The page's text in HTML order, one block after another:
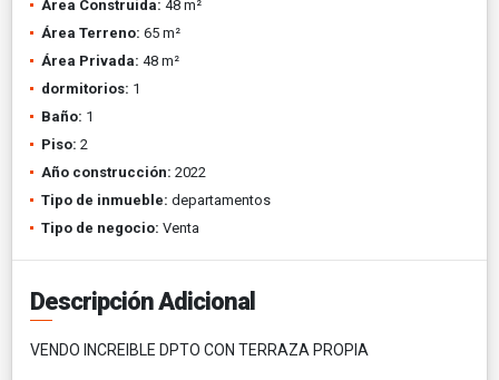
Área Construida: 48 m²
Área Terreno: 65 m²
Área Privada: 48 m²
dormitorios: 1
Baño: 1
Piso: 2
Año construcción: 2022
Tipo de inmueble: departamentos
Tipo de negocio: Venta
Descripción Adicional
VENDO INCREIBLE DPTO CON TERRAZA PROPIA